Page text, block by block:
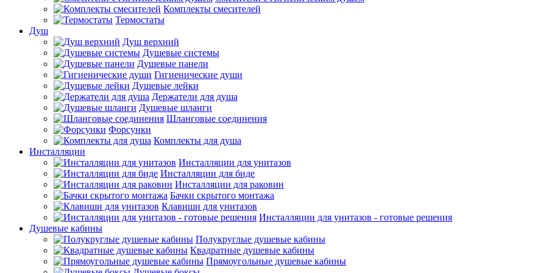
Комплекты смесителей
Термостаты
Душ
Душ верхний
Душевые системы
Душевые панели
Гигиенические души
Душевые лейки
Держатели для душа
Душевые шланги
Шланговые соединения
Форсунки
Комплекты для душа
Инсталляции
Инсталляции для унитазов
Инсталляции для биде
Инсталляции для раковин
Бачки скрытого монтажа
Клавиши для унитазов
Инсталляции для унитазов - готовые решения
Душевые кабины
Полукруглые душевые кабины
Квадратные душевые кабины
Прямоугольные душевые кабины